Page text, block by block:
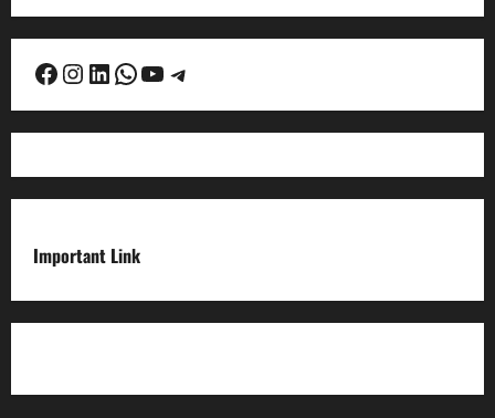
Facebook
Instagram
LinkedIn
WhatsApp
YouTube
Telegram
Important Link